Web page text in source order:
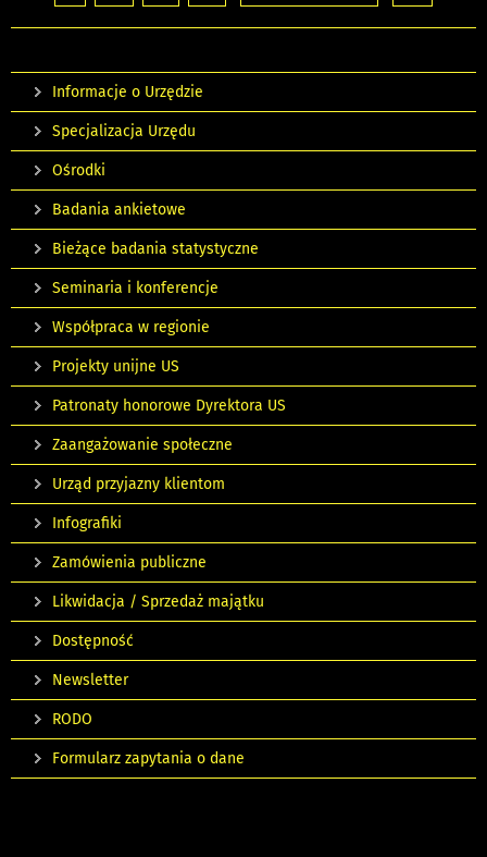
Informacje o Urzędzie
Specjalizacja Urzędu
Ośrodki
Badania ankietowe
Bieżące badania statystyczne
Seminaria i konferencje
Współpraca w regionie
Projekty unijne US
Patronaty honorowe Dyrektora US
Zaangażowanie społeczne
Urząd przyjazny klientom
Infografiki
Zamówienia publiczne
Likwidacja / Sprzedaż majątku
Dostępność
Newsletter
RODO
Formularz zapytania o dane